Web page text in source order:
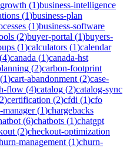
(1)business-intelligence
(1)business-plan
(1)business-software
(2)buyer-portal (1)buyers-
(1)calculators (1)calendar
(4)canada (1)canada-hst
(2)carbon-footprint
(1)cart-abandonment (2)case-
flow (4)catalog (2)catalog-sync
2)certification (2)cfdi (1)cfo
manager(1)chargebacks
(6)chatbots (1)chatgpt
(2)checkout-optimization
management (1)churn-